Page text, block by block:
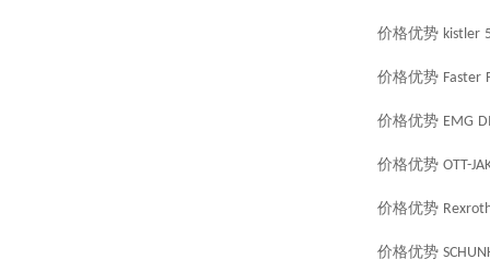
价格优势 kistler
价格优势 Faster
价格优势 EMG
价格优势 OTT-
价格优势
价格优势